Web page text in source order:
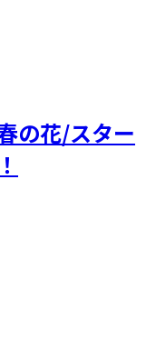
の花/スター